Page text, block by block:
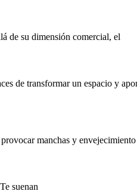
de su dimensión comercial, el
de transformar un espacio y
manchas y
suenan